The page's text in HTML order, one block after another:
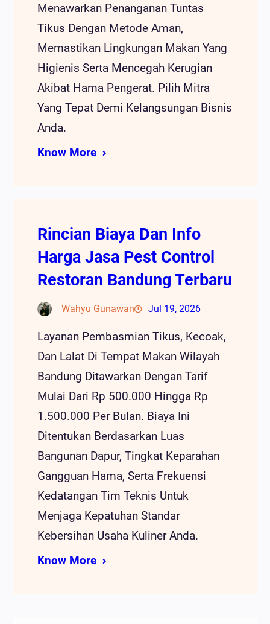
Menawarkan Penanganan Tuntas
Tikus Dengan Metode Aman,
Memastikan Lingkungan Makan Yang
Higienis Serta Mencegah Kerugian
Akibat Hama Pengerat. Pilih Mitra
Yang Tepat Demi Kelangsungan Bisnis
Anda.
Know More
Rincian Biaya Dan Info
Harga Jasa Pest Control
Restoran Bandung Terbaru
Wahyu Gunawan Jul 19, 2026
Layanan Pembasmian Tikus, Kecoak,
Dan Lalat Di Tempat Makan Wilayah
Bandung Ditawarkan Dengan Tarif
Mulai Dari Rp 500.000 Hingga Rp
1.500.000 Per Bulan. Biaya Ini
Ditentukan Berdasarkan Luas
Bangunan Dapur, Tingkat Keparahan
Gangguan Hama, Serta Frekuensi
Kedatangan Tim Teknis Untuk
Menjaga Kepatuhan Standar
Kebersihan Usaha Kuliner Anda.
Know More